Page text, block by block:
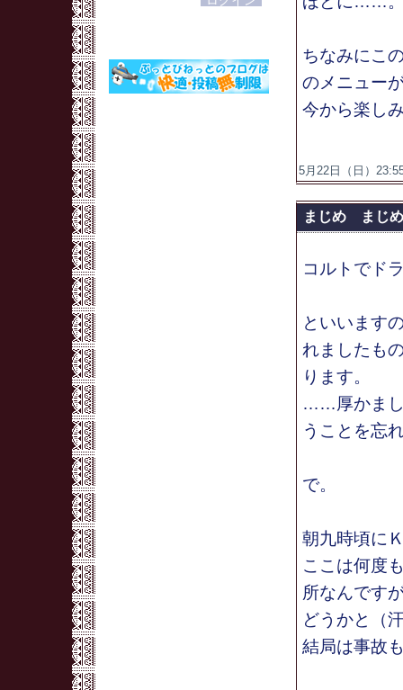
ちなみにこ
のメニュー
今から楽し
5月22日（日）
まじめ まじ
コルトでド
といいます
れましたも
ります。
……厚かまし
うことを忘
で。
朝九時頃に
ここは何度
所なんです
どうかと（
結局は事故